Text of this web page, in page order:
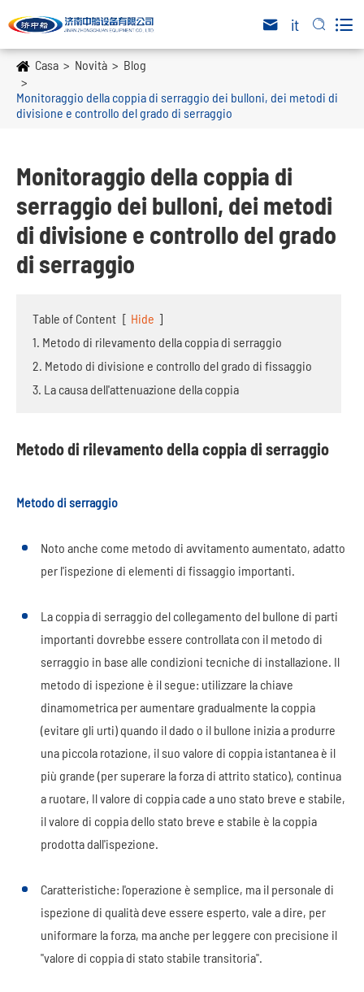
 it  
Casa Novità Blog
Monitoraggio della coppia di serraggio dei bulloni, dei metodi di
divisione e controllo del grado di serraggio
Monitoraggio della coppia di
serraggio dei bulloni, dei metodi
di divisione e controllo del grado
di serraggio
Table of Content [ Hide ]
1. Metodo di rilevamento della coppia di serraggio
2. Metodo di divisione e controllo del grado di fissaggio
3. La causa dell'attenuazione della coppia
Metodo di rilevamento della coppia di serraggio
Metodo di serraggio
Noto anche come metodo di avvitamento aumentato, adatto
per l'ispezione di elementi di fissaggio importanti.
La coppia di serraggio del collegamento del bullone di parti
importanti dovrebbe essere controllata con il metodo di
serraggio in base alle condizioni tecniche di installazione. Il
metodo di ispezione è il segue: utilizzare la chiave
dinamometrica per aumentare gradualmente la coppia
(evitare gli urti) quando il dado o il bullone inizia a produrre
una piccola rotazione, il suo valore di coppia istantanea è il
più grande (per superare la forza di attrito statico), continua
a ruotare, Il valore di coppia cade a uno stato breve e stabile,
il valore di coppia dello stato breve e stabile è la coppia
prodotta dall'ispezione.
Caratteristiche: l'operazione è semplice, ma il personale di
ispezione di qualità deve essere esperto, vale a dire, per
uniformare la forza, ma anche per leggere con precisione il
"valore di coppia di stato stabile transitoria".